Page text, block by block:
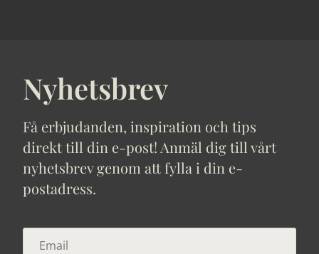
Nyhetsbrev
Få erbjudanden, inspiration och tips
direkt till din e-post! Anmäl dig till vårt
nyhetsbrev genom att fylla i din e-
postadress.